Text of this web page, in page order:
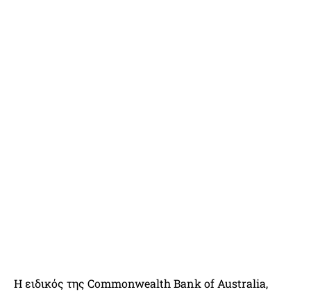
Η ειδικός της Commonwealth Bank of Australia,